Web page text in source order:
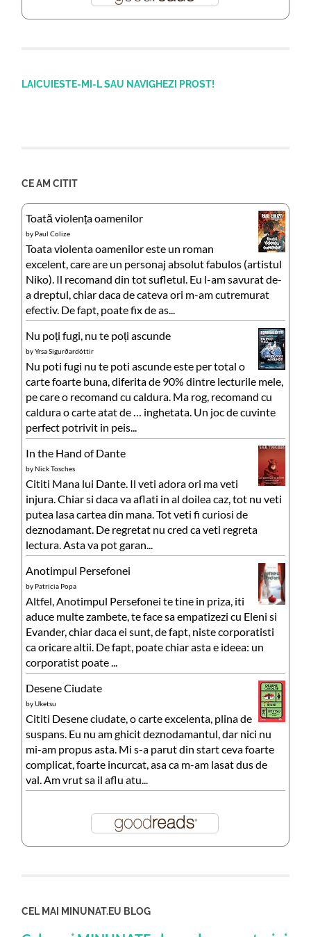
LAICUIESTE-MI-L SAU NAVIGHEZI PROST!
CE AM CITIT
Toată violența oamenilor
by Paul Colize
Toata violenta oamenilor este un roman
excelent, care are un personaj absolut fabulos (artistul
Niko). Il recomand din tot sufletul. Eu l-am savurat de-
a dreptul, chiar daca de cateva ori m-am cutremurat
efectiv. De fapt, poate fix de as...
Nu poți fugi, nu te poți ascunde
byYrsa Sigurðardóttir
Nu poti fugi nu te poti ascunde este per total o
carte foarte buna, diferita de 90% dintre lecturile mele,
pe care o recomand cu caldura. Ma rog, recomand cu
caldura o carte atat de … inghetata. Un joc de cuvinte
perfect potrivit in peis...
In the Hand of Dante
byNick Tosches
Cititi Mana lui Dante. Il veti adora ori ma veti
injura. Chiar si daca va aflati in al doilea caz, tot nu veti
putea lasa cartea din mana. Tot veti fi curiosi de
deznodamant. De regretat nu cred ca veti regreta
lectura. Asta va pot garan...
Anotimpul Persefonei
by Patricia Popa
Altfel, Anotimpul Persefonei te tine in priza, iti
aduce multe zambete, te face sa empatizezi cu Eleni si
Evander, chiar daca ei sunt, de fapt, niste corporatisti
ca oricare altii. De fapt, poate chiar asta e ideea: un
corporatist poate ...
Desene Ciudate
byUketsu
Cititi Desene ciudate, o carte excelenta, plina de
suspans. Eu nu am ghicit deznodamantul, dar nici nu
mi-am propus asta. Mi s-a parut din start ceva foarte
complicat, foarte incurcat, asa ca m-am lasat dus de
val. Am vrut sa il aflu atu...
CEL MAI MINUNAT.EU BLOG